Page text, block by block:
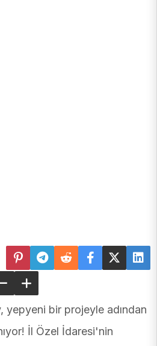
yepyeni bir projeyle adından
İl Özel İdaresi'nin